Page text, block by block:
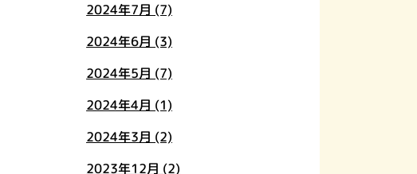
2024年7月 (7)
2024年6月 (3)
2024年5月 (7)
2024年4月 (1)
2024年3月 (2)
2023年12月 (2)